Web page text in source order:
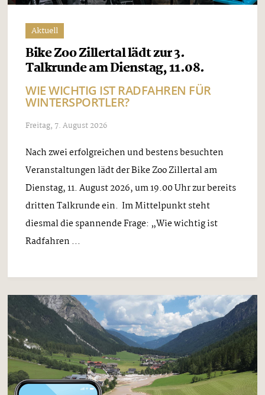
Aktuell
Bike Zoo Zillertal lädt zur 3.
Talkrunde am Dienstag, 11.08.
WIE WICHTIG IST RADFAHREN FÜR
WINTERSPORTLER?
Freitag, 7. August 2026
Nach zwei erfolgreichen und bestens besuchten
Veranstaltungen lädt der Bike Zoo Zillertal am
Dienstag, 11. August 2026, um 19.00 Uhr zur bereits
dritten Talkrunde ein. Im Mittelpunkt steht
diesmal die spannende Frage: „Wie wichtig ist
Radfahren ...